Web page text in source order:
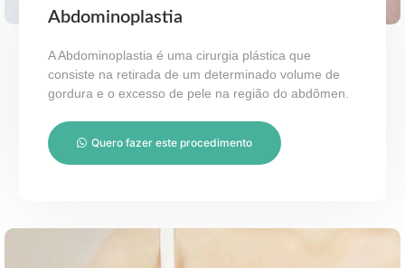
Abdominoplastia
A Abdominoplastia é uma cirurgia plástica que
consiste na retirada de um determinado volume de
gordura e o excesso de pele na região do abdômen.
Quero fazer este procedimento